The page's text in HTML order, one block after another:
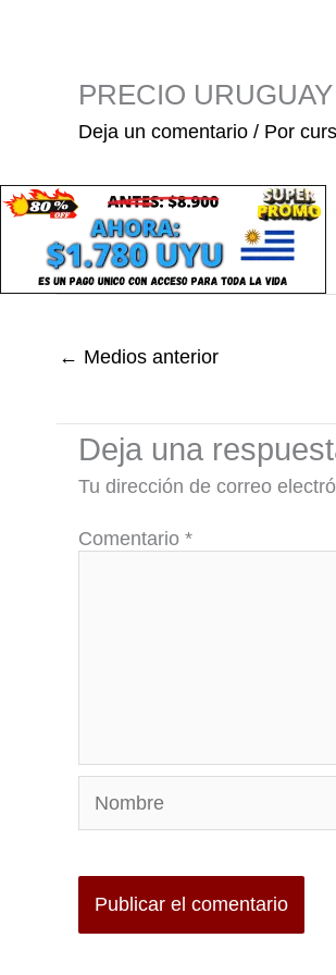
PRECIO
Deja un comentario / Por
← Medios anterior
Deja una
Tu dirección de correo
Comentario *